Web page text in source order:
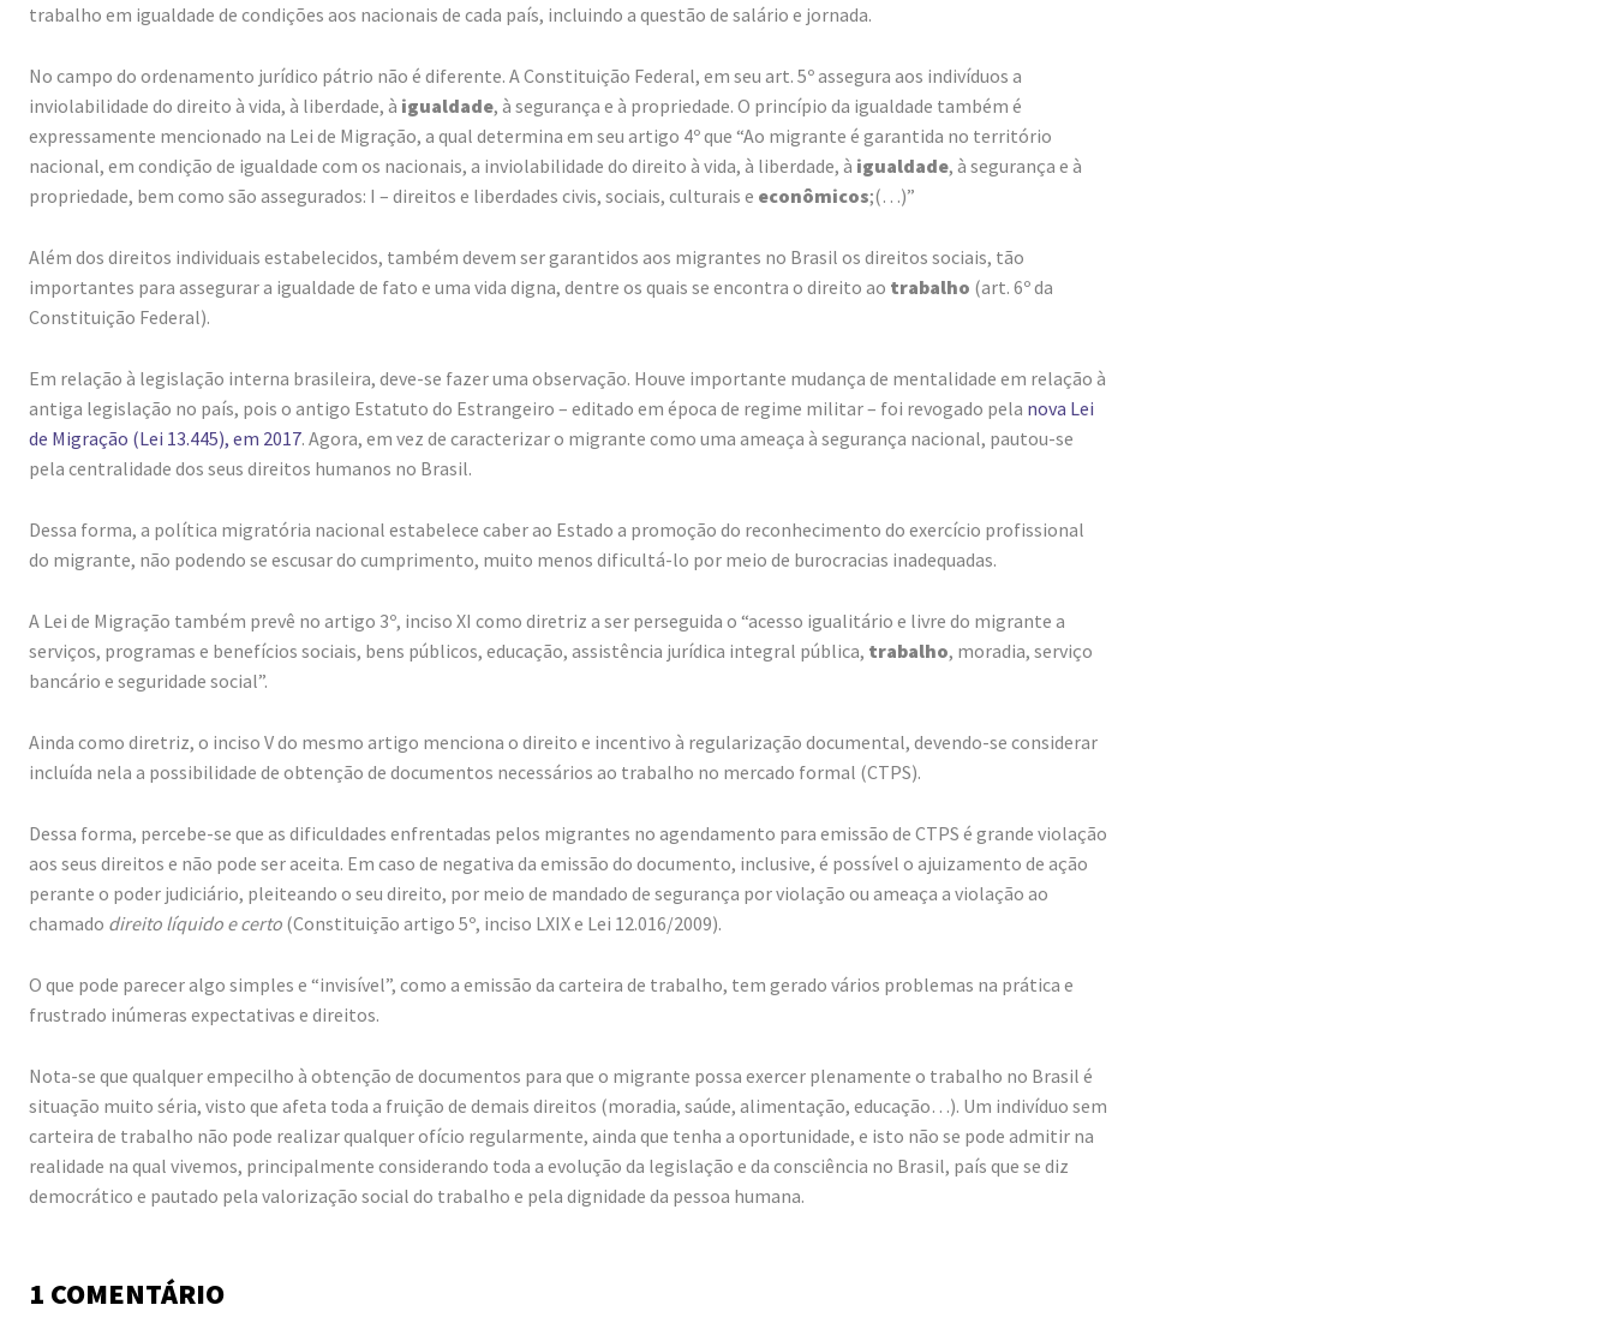
trabalho em igualdade de condições aos nacionais de cada país, incluindo a questão de salário e jornada.
No campo do ordenamento jurídico pátrio não é diferente. A Constituição Federal, em seu art. 5º assegura aos indivíduos a
inviolabilidade do direito à vida, à liberdade, à igualdade, à segurança e à propriedade. O princípio da igualdade também é
expressamente mencionado na Lei de Migração, a qual determina em seu artigo 4º que “Ao migrante é garantida no território
nacional, em condição de igualdade com os nacionais, a inviolabilidade do direito à vida, à liberdade, à igualdade, à segurança e à
propriedade, bem como são assegurados: I – direitos e liberdades civis, sociais, culturais e econômicos;(…)”
Além dos direitos individuais estabelecidos, também devem ser garantidos aos migrantes no Brasil os direitos sociais, tão
importantes para assegurar a igualdade de fato e uma vida digna, dentre os quais se encontra o direito ao trabalho (art. 6º da
Constituição Federal).
Em relação à legislação interna brasileira, deve-se fazer uma observação. Houve importante mudança de mentalidade em relação à
antiga legislação no país, pois o antigo Estatuto do Estrangeiro – editado em época de regime militar – foi revogado pela nova Lei
de Migração (Lei 13.445), em 2017. Agora, em vez de caracterizar o migrante como uma ameaça à segurança nacional, pautou-se
pela centralidade dos seus direitos humanos no Brasil.
Dessa forma, a política migratória nacional estabelece caber ao Estado a promoção do reconhecimento do exercício profissional
do migrante, não podendo se escusar do cumprimento, muito menos dificultá-lo por meio de burocracias inadequadas.
A Lei de Migração também prevê no artigo 3º, inciso XI como diretriz a ser perseguida o “acesso igualitário e livre do migrante a
serviços, programas e benefícios sociais, bens públicos, educação, assistência jurídica integral pública, trabalho, moradia, serviço
bancário e seguridade social”.
Ainda como diretriz, o inciso V do mesmo artigo menciona o direito e incentivo à regularização documental, devendo-se considerar
incluída nela a possibilidade de obtenção de documentos necessários ao trabalho no mercado formal (CTPS).
Dessa forma, percebe-se que as dificuldades enfrentadas pelos migrantes no agendamento para emissão de CTPS é grande violação
aos seus direitos e não pode ser aceita. Em caso de negativa da emissão do documento, inclusive, é possível o ajuizamento de ação
perante o poder judiciário, pleiteando o seu direito, por meio de mandado de segurança por violação ou ameaça a violação ao
chamado direito líquido e certo (Constituição artigo 5º, inciso LXIX e Lei 12.016/2009).
O que pode parecer algo simples e “invisível”, como a emissão da carteira de trabalho, tem gerado vários problemas na prática e
frustrado inúmeras expectativas e direitos.
Nota-se que qualquer empecilho à obtenção de documentos para que o migrante possa exercer plenamente o trabalho no Brasil é
situação muito séria, visto que afeta toda a fruição de demais direitos (moradia, saúde, alimentação, educação…). Um indivíduo sem
carteira de trabalho não pode realizar qualquer ofício regularmente, ainda que tenha a oportunidade, e isto não se pode admitir na
realidade na qual vivemos, principalmente considerando toda a evolução da legislação e da consciência no Brasil, país que se diz
democrático e pautado pela valorização social do trabalho e pela dignidade da pessoa humana.
1 COMENTÁRIO